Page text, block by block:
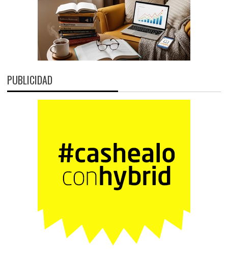
PUBLICIDAD